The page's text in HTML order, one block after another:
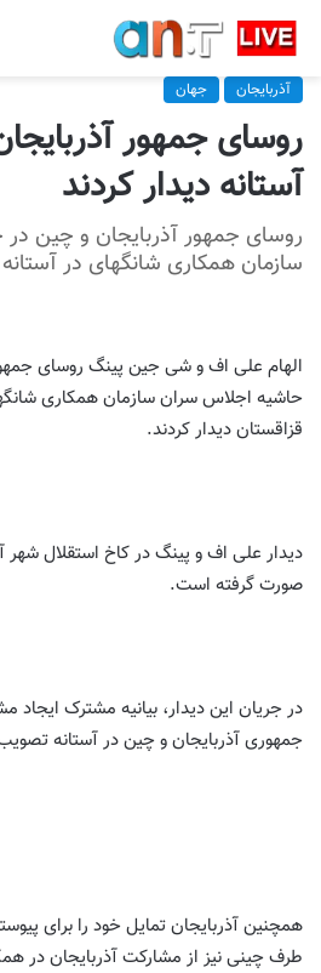
آذربایجان جهان
روسای جمهور
آستانه دیدار کردند
روسای جمهور آذربایجان و چین
سازمان همکاری شانگهای در آستانه
الهام علی اف و شی جین پینگ روسای
حاشیه اجلاس سران سازمان همکاری
قزاقستان دیدار کردند.
دیدار علی اف و پینگ در کاخ استقلال
صورت گرفته است.
در جریان این دیدار، بیانیه مشترک ایجاد
جمهوری آذربایجان و چین در آستانه
همچنین آذربایجان تمایل خود را برای
طرف چینی نیز از مشارکت آذربایجان در